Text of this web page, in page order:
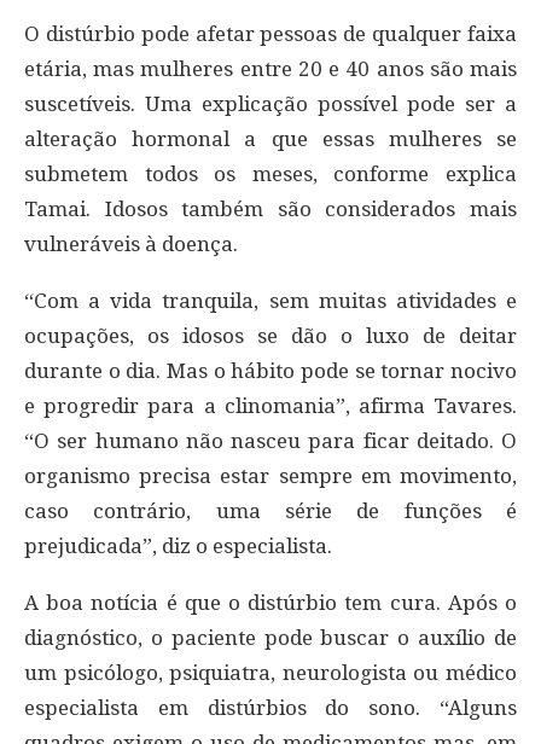
O distúrbio pode afetar pessoas de qualquer faixa
etária, mas mulheres entre 20 e 40 anos são mais
suscetíveis. Uma explicação possível pode ser a
alteração hormonal a que essas mulheres se
submetem todos os meses, conforme explica
Tamai. Idosos também são considerados mais
vulneráveis à doença.
“Com a vida tranquila, sem muitas atividades e
ocupações, os idosos se dão o luxo de deitar
durante o dia. Mas o hábito pode se tornar nocivo
e progredir para a clinomania”, afirma Tavares.
“O ser humano não nasceu para ficar deitado. O
organismo precisa estar sempre em movimento,
caso contrário, uma série de funções é
prejudicada”, diz o especialista.
A boa notícia é que o distúrbio tem cura. Após o
diagnóstico, o paciente pode buscar o auxílio de
um psicólogo, psiquiatra, neurologista ou médico
especialista em distúrbios do sono. “Alguns